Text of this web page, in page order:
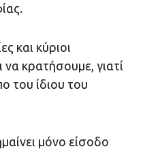
και κύριοι
να κρατήσουμε, γιατί
του ίδιου του
μόνο είσοδο